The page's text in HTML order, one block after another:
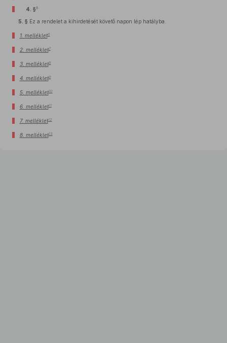
4. §5
5. § Ez a rendelet a kihirdetését követő napon lép hatályba.
1. melléklet6
2. melléklet7
3. melléklet8
4. melléklet9
5. melléklet10
6. melléklet11
7. melléklet12
8. melléklet13